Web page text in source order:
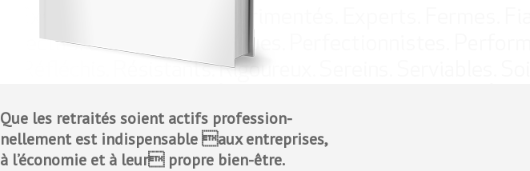
Que les retraités soient actifs profession-
nellement est indispensable aux entreprises,
à l’économie et à leur propre bien-être.